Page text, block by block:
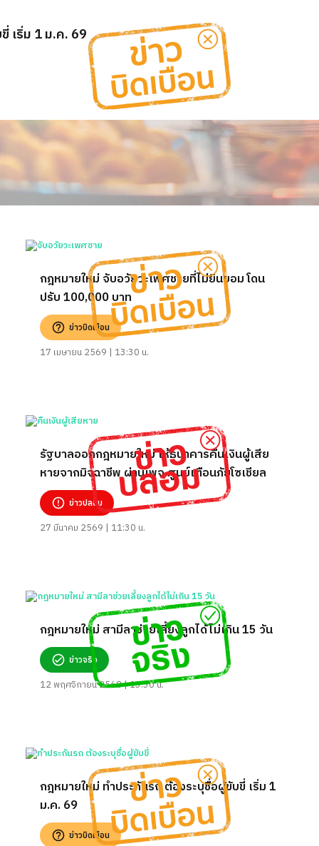
เริ่ม 1 ม.ค. 69
กฎหมายใหม่ จับอวัยวะเพศชายที่ไม่ยินยอม โดน
ปรับ 100,000 บาท
ข่าวบิดเบือน
17 เมษายน 2569 | 13:30 น.
รัฐบาลออกกฎหมายใหม่ ให้ธนาคารคืนเงินผู้เสีย
หายจากมิจฉาชีพ ผ่านเพจ ศูนย์เตือนภัยโซเชียล
ข่าวปลอม
27 มีนาคม 2569 | 11:30 น.
กฎหมายใหม่ สามีลาช่วยเลี้ยงลูกได้ไม่เกิน 15 วัน
ข่าวจริง
12 พฤศจิกายน 2568 | 13:30 น.
กฎหมายใหม่ ทำประกันรถ ต้องระบุชื่อผู้ขับขี่ เริ่ม 1
ม.ค. 69
ข่าวบิดเบือน